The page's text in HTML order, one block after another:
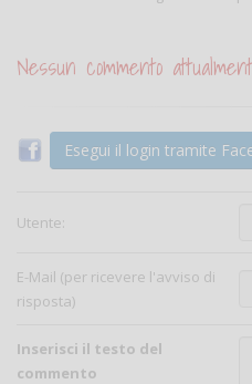
Nessun commento
Esegui il login tramite
Utente:
E-Mail (per ricevere l'avviso di
risposta)
Inserisci il testo del
commento